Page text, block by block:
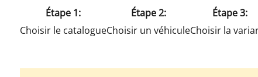
Étape 1:
Choisir le catalogue
Étape 2:
Choisir un véhicule
Étape 3:
Choisir la